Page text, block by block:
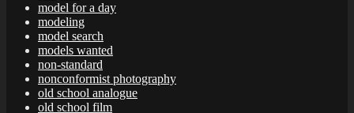
model for a day
modeling
model search
models wanted
non-standard
nonconformist photography
old school analogue
old school film